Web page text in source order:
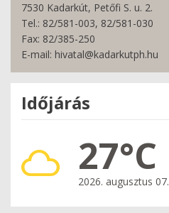
7530 Kadarkút, Petőfi S. u. 2.
Tel.: 82/581-003, 82/581-030
Fax: 82/385-250
E-mail: hivatal@kadarkutph.hu
Időjárás
27°C
2026. augusztus 07.